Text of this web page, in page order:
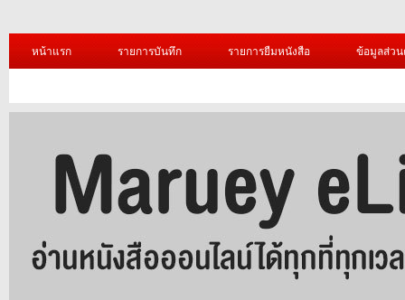
หน้าแรก รายการบันทึก รายการยืมหนังสือ ข้อมูลส่ว